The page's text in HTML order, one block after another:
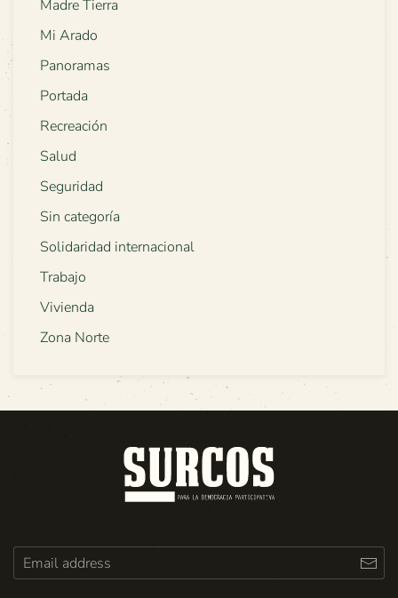
Madre Tierra
Mi Arado
Panoramas
Portada
Recreación
Salud
Seguridad
Sin categoría
Solidaridad internacional
Trabajo
Vivienda
Zona Norte